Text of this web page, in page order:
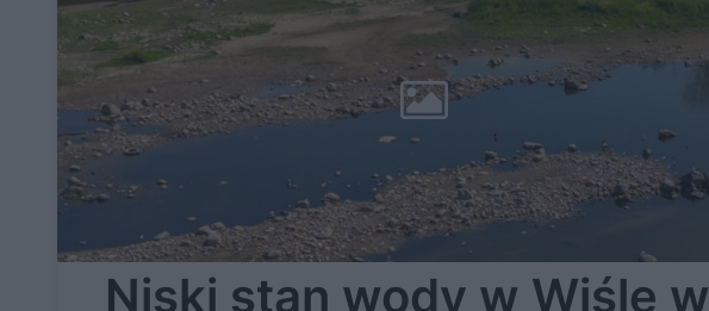
Niski stan wody w Wiśle w